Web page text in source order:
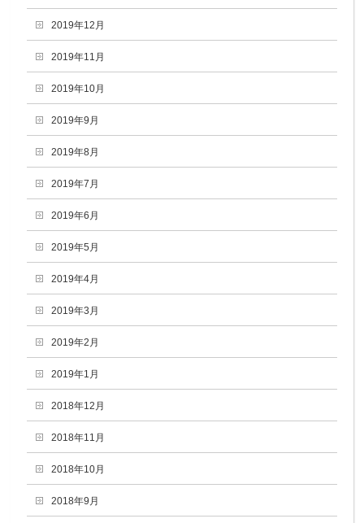
2019年12月
2019年11月
2019年10月
2019年9月
2019年8月
2019年7月
2019年6月
2019年5月
2019年4月
2019年3月
2019年2月
2019年1月
2018年12月
2018年11月
2018年10月
2018年9月